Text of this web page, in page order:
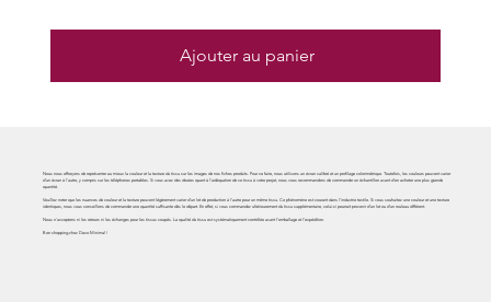
Ajouter au panier
Nous nous efforçons de représenter au mieux la couleur et la texture du tissu sur les images de nos fiches produits. Pour ce faire, nous utilisons un écran calibré et un profilage colorimétrique. Toutefois, les couleurs peuvent varier
d'un écran à l'autre, y compris sur les téléphones portables. Si vous avez des doutes quant à l'adéquation de ce tissu à votre projet, nous vous recommandons de commander un échantillon avant d'en acheter une plus grande
quantité.
Veuillez noter que les nuances de couleur et la texture peuvent légèrement varier d'un lot de production à l'autre pour un même tissu. Ce phénomène est courant dans l'industrie textile. Si vous souhaitez une couleur et une texture
identiques, nous vous conseillons de commander une quantité suffisante dès le départ. En effet, si vous commandez ultérieurement du tissu supplémentaire, celui-ci pourrait provenir d'un lot ou d'un rouleau différent.
Nous n'acceptons ni les retours ni les échanges pour les tissus coupés. La qualité du tissu est systématiquement contrôlée avant l'emballage et l'expédition.
Bon shopping chez Deco Minimal !